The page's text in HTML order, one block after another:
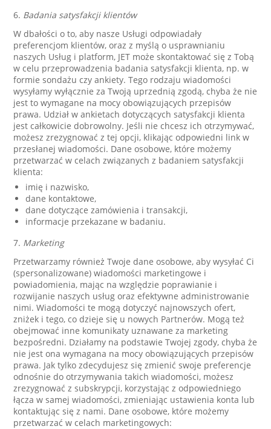
6. Badania satysfakcji klientów
W dbałości o to, aby nasze Usługi odpowiadały
preferencjom klientów, oraz z myślą o usprawnianiu
naszych Usług i platform, JET może skontaktować się z Tobą
w celu przeprowadzenia badania satysfakcji klienta, np. w
formie sondażu czy ankiety. Tego rodzaju wiadomości
wysyłamy wyłącznie za Twoją uprzednią zgodą, chyba że nie
jest to wymagane na mocy obowiązujących przepisów
prawa. Udział w ankietach dotyczących satysfakcji klienta
jest całkowicie dobrowolny. Jeśli nie chcesz ich otrzymywać,
możesz zrezygnować z tej opcji, klikając odpowiedni link w
przesłanej wiadomości. Dane osobowe, które możemy
przetwarzać w celach związanych z badaniem satysfakcji
klienta:
imię i nazwisko,
dane kontaktowe,
dane dotyczące zamówienia i transakcji,
informacje przekazane w badaniu.
7. Marketing
Przetwarzamy również Twoje dane osobowe, aby wysyłać Ci
(spersonalizowane) wiadomości marketingowe i
powiadomienia, mając na względzie poprawianie i
rozwijanie naszych usług oraz efektywne administrowanie
nimi. Wiadomości te mogą dotyczyć najnowszych ofert,
zniżek i tego, co dzieje się u nowych Partnerów. Mogą też
obejmować inne komunikaty uznawane za marketing
bezpośredni. Działamy na podstawie Twojej zgody, chyba że
nie jest ona wymagana na mocy obowiązujących przepisów
prawa. Jak tylko zdecydujesz się zmienić swoje preferencje
odnośnie do otrzymywania takich wiadomości, możesz
zrezygnować z subskrypcji, korzystając z odpowiedniego
łącza w samej wiadomości, zmieniając ustawienia konta lub
kontaktując się z nami. Dane osobowe, które możemy
przetwarzać w celach marketingowych: